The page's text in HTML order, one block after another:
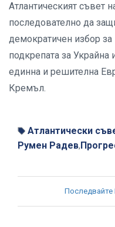
Атлантическият съвет
последователно да
демократичен избор за
подкрепата за Украйна
единна и решителна
Кремъл.
Атлантически
Румен Радев,
Последвайте